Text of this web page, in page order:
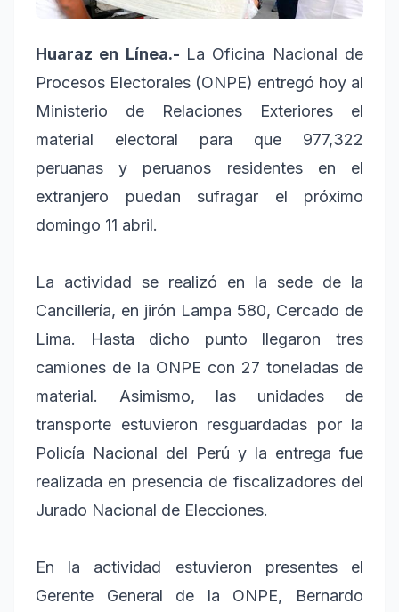
Huaraz en Línea.- La Oficina Nacional de
Procesos Electorales (ONPE) entregó hoy al
Ministerio de Relaciones Exteriores el
material electoral para que 977,322
peruanas y peruanos residentes en el
extranjero puedan sufragar el próximo
domingo 11 abril.
La actividad se realizó en la sede de la
Cancillería, en jirón Lampa 580, Cercado de
Lima. Hasta dicho punto llegaron tres
camiones de la ONPE con 27 toneladas de
material. Asimismo, las unidades de
transporte estuvieron resguardadas por la
Policía Nacional del Perú y la entrega fue
realizada en presencia de fiscalizadores del
Jurado Nacional de Elecciones.
En la actividad estuvieron presentes el
Gerente General de la ONPE, Bernardo